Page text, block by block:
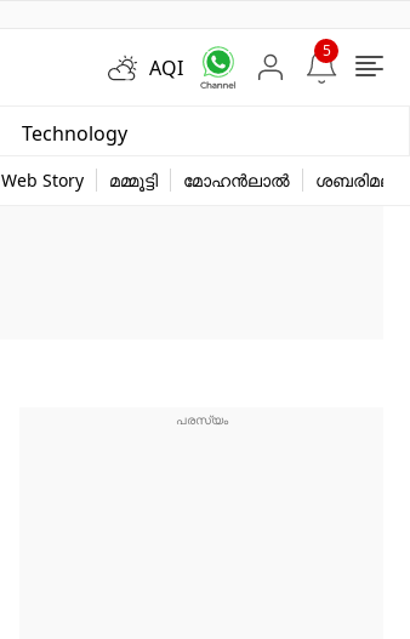
AQI
5
Technology
Web Story മമ്മൂട്ടി മോഹൻലാൽ ശബരിമല